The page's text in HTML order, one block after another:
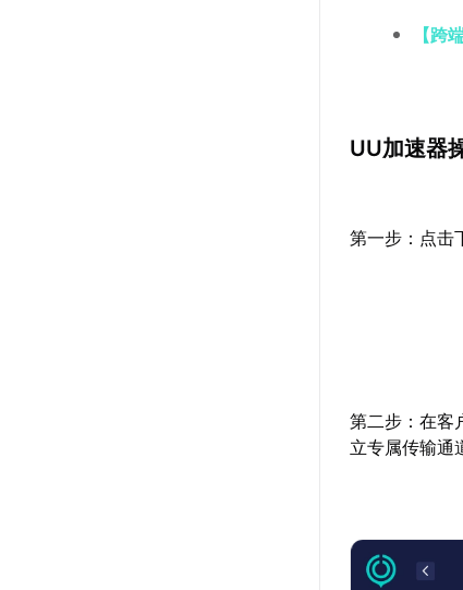
【跨
UU加速器
第一步：点击
第二步：在客
立专属传输通